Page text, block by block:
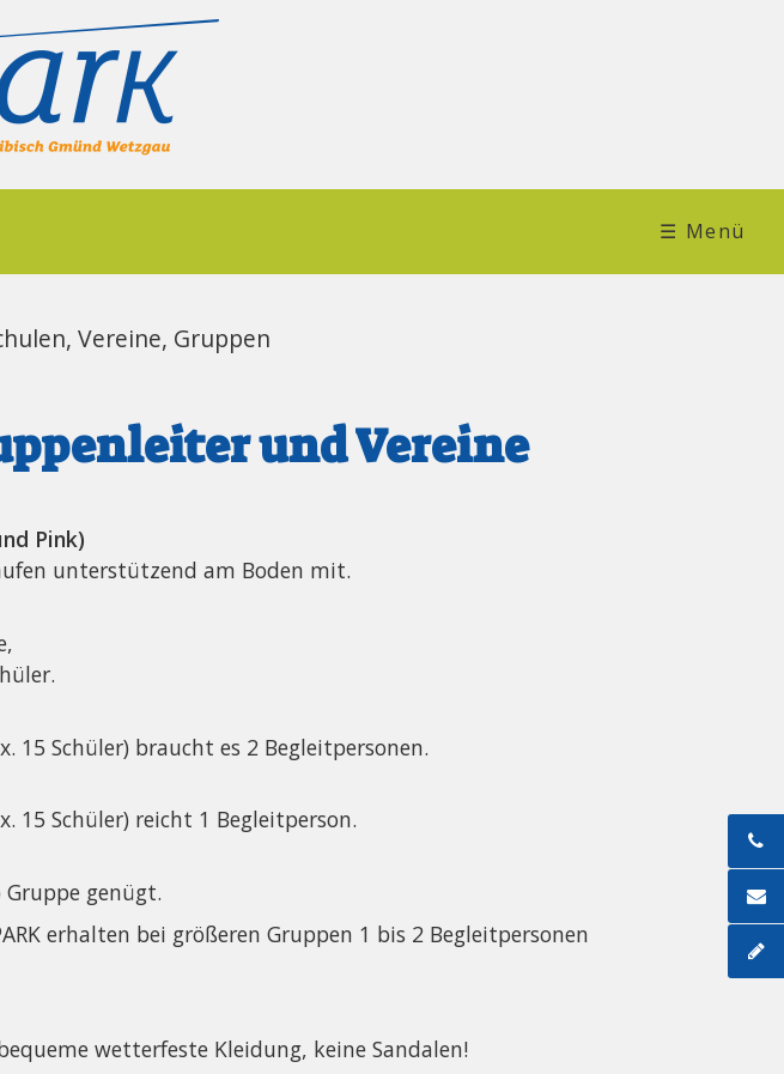
☰ Menü
Vereine, Gruppen
und Vereine
Pink)
unterstützend am Boden mit.
15 Schüler) braucht es 2 Begleitpersonen.
15 Schüler) reicht 1 Begleitperson.
genügt.
erhalten bei größeren Gruppen 1 bis 2 Begleitpersonen
wetterfeste Kleidung, keine Sandalen!